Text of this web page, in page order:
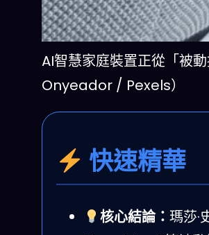
AI智慧家庭裝置正從「被
Onyeador / Pexels）
快速精華
核心結論： 瑪莎·